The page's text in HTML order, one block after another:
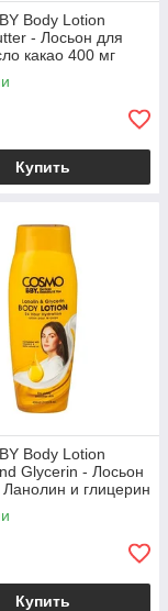
Body Lotion
- Лосьон для
какао 400 мг
Купить
Body Lotion
Glycerin - Лосьон
Ланолин и глицерин
Купить